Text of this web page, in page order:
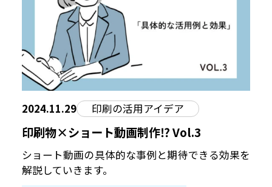
2024.11.29 印刷の活用アイデア
印刷物×ショート動画制作⁉︎ Vol.3
ショート動画の具体的な事例と期待できる効果を
解説していきます。